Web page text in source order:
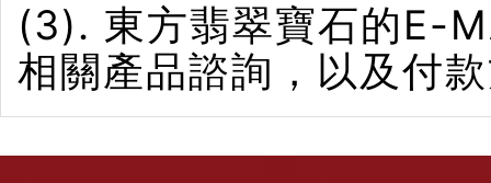
(3). 東方翡翠寶石的E-
相關產品諮詢，以及付